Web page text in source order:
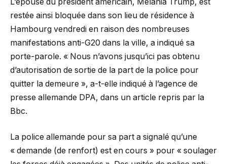
restée ainsi bloquée dans son lieu de résidence à
Hambourg vendredi en raison des nombreuses
manifestations anti-G20 dans la ville, a indiqué sa
porte-parole. « Nous n’avons jusqu’ici pas obtenu
d’autorisation de sortie de la part de la police pour
quitter la demeure », a-t-elle indiqué à l’agence de
presse allemande DPA, dans un article repris par la
Bbc.
La police allemande pour sa part a signalé qu’une
« demande (de renfort) est en cours » pour « soulager